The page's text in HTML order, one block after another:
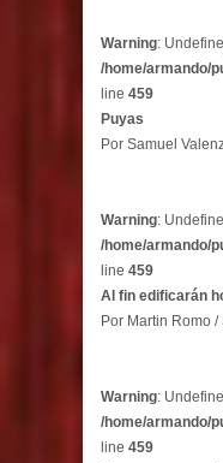
Warning:
/home/armando/
line 459
Puyas
Por Samuel
Warning:
/home/armando/
line 459
Al fin edificarán
Por Martin Romo
Warning:
/home/armando/
line 459